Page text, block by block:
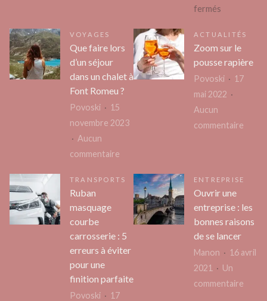
VTC
Nantes
?
fermés
réalisation
jardin
VOYAGES
Que faire lors
d’un séjour
dans un chalet à
Font Romeu ?
Povoski
15
novembre 2023
Aucun
commentaire
faire
lors
d’un
séjour
dans
chalet
à
ACTUALITÉS
Zoom sur le
pousse rapière
Povoski
17
mai 2022
Aucun
commentaire
TRANSPORTS
Ruban
masquage
courbe
carrosserie : 5
erreurs à éviter
pour une
finition parfaite
Povoski
17
ENTREPRISE
Ouvrir une
entreprise : les
bonnes raisons
de se lancer
Manon
16 avril
2021
Un
commentaire